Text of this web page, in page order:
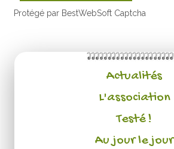
Protégé par BestWebSoft Captcha
Actualités
L'association
Testé !
Au jour le jour